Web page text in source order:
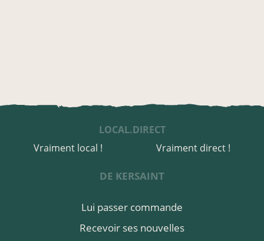
LOCAL.DIRECT
Vraiment local !
Vraiment direct !
DE KERSAINT
Lui passer commande
Recevoir ses nouvelles